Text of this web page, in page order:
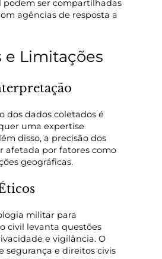
podem ser compartilhadas
agências de resposta a
e Limitações
dos dados coletados é
uma expertise
disso, a precisão dos
afetada por fatores como
geográficas.
militar para
civil levanta questões
e vigilância. O
segurança e direitos civis